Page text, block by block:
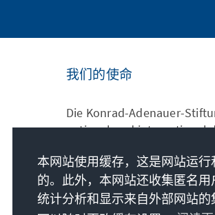
我们的使命
Die Konrad-Adenauer-
national und international
Gerechtigkeit ein. Wir
freiheitliche Demokratie, die
Marktwirtschaft und die
本网站使用缓存，这是网站运行
的。此外，本网站还收集匿名用
统计分析和显示来自外部网站的